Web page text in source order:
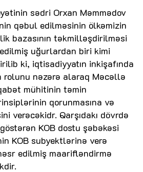
sədri Orxan Məmmədov
qəbul edilməsinin ölkəmizin
bazasının təkmilləşdirilməsi
uğurlardan biri kimi
ki, iqtisadiyyatın inkişafında
rolunu nəzərə alaraq Məcəllə
mühitinin təmin
qorunmasına və
verəcəkidr. Qarşıdakı dövrdə
KOB dostu şəbəkəsi
KOB subyektlərinə verə
edilmiş maarifləndirmə